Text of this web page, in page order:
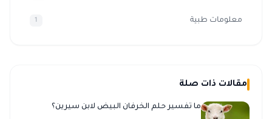
معلومات طبية 1
مقالات ذات صلة
ما تفسير حلم الخرفان البيض لابن سيرين؟